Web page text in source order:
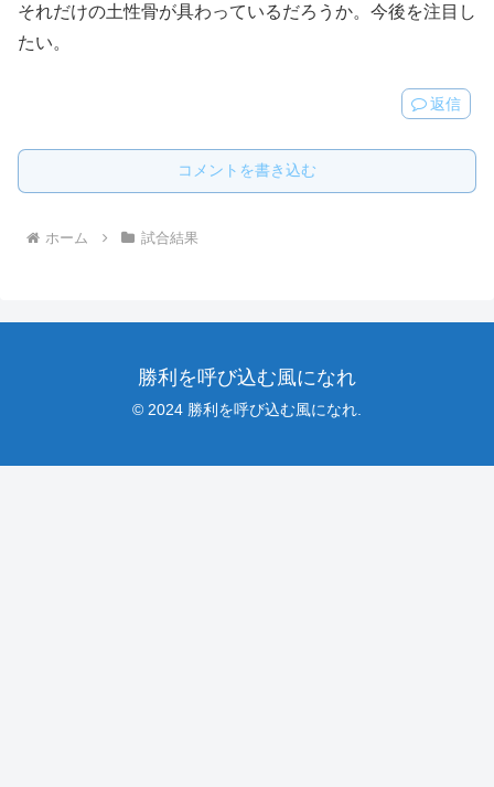
それだけの土性骨が具わっているだろうか。今後を注目し
たい。
返信
コメントを書き込む
ホーム 試合結果
勝利を呼び込む風になれ
© 2024 勝利を呼び込む風になれ.